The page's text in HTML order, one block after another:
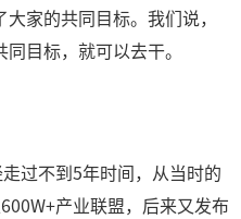
家的共同目标。我们说，
目标，就可以去干。
过不到5年时间，从当时的
产业联盟，后来又发布